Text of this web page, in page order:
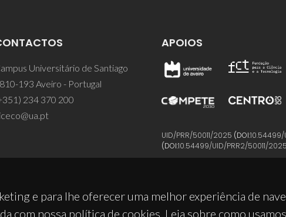
e para lhe oferecer uma melhor experiência de
com nossa política de cookies. Leia sobre como
Universitário de Santiago
193 Aveiro - Portugal
234 370 200
APOIOS
UID/PRR/50011/2025 (DOI:10.54499/
(DOI:10.54499/UID/PRR2/50011/2025